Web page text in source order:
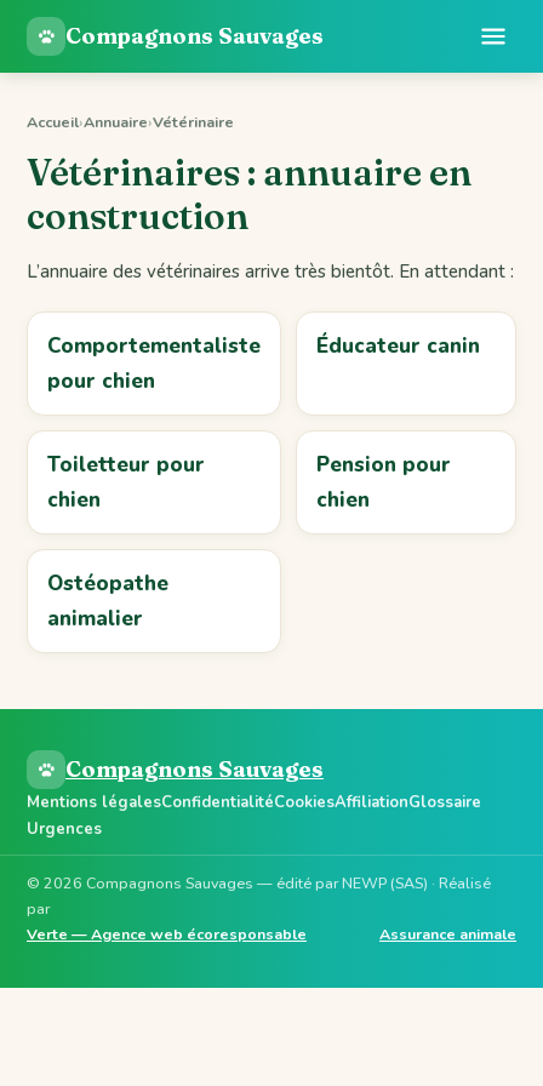
Compagnons Sauvages
Accueil›Annuaire›Vétérinaire
Vétérinaires : annuaire en
construction
L’annuaire des vétérinaires arrive très bientôt. En attendant :
Comportementaliste
pour chien
Éducateur canin
Toiletteur pour
chien
Pension pour
chien
Ostéopathe
animalier
Compagnons Sauvages
Mentions légalesConfidentialitéCookiesAffiliationGlossaire
Urgences
© 2026 Compagnons Sauvages — édité par NEWP (SAS) · Réalisé
par
Verte — Agence web écoresponsable
Assurance animale